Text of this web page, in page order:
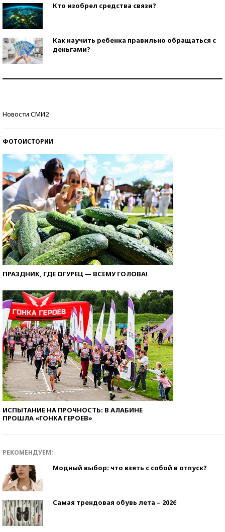
Кто изобрел средства связи?
Как научить ребенка правильно обращаться с
деньгами?
Новости СМИ2
ФОТОИСТОРИИ
ПРАЗДНИК, ГДЕ ОГУРЕЦ — ВСЕМУ ГОЛОВА!
ИСПЫТАНИЕ НА ПРОЧНОСТЬ: В АЛАБИНЕ
ПРОШЛА «ГОНКА ГЕРОЕВ»
РЕКОМЕНДУЕМ:
Модный выбор: что взять с собой в отпуск?
Самая трендовая обувь лета – 2026